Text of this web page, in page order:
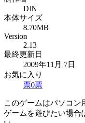
DIN
本体サイズ
8.70MB
Version
2.13
最終更新日
2009年11月 7日
お気に入り
票0票
このゲームはパソコン
ゲームを遊びたい場合